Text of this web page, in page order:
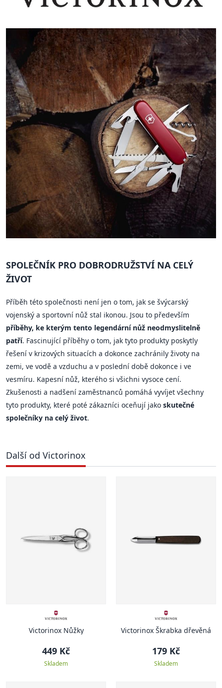
SPOLEČNÍK PRO DOBRODRUŽSTVÍ NA CELÝ
ŽIVOT
Příběh této společnosti není jen o tom, jak se švýcarský
vojenský a sportovní nůž stal ikonou. Jsou to především
příběhy, ke kterým tento legendární nůž neodmyslitelně
patří. Fascinující příběhy o tom, jak tyto produkty poskytly
řešení v krizových situacích a dokonce zachránily životy na
zemi, ve vodě a vzduchu a v poslední době dokonce i ve
vesmíru. Kapesní nůž, kterého si všichni vysoce cení.
Zkušenosti a nadšení zaměstnanců pomáhá vyvíjet všechny
tyto produkty, které poté zákazníci oceňují jako skutečné
společníky na celý život.
Další od Victorinox
Victorinox Nůžky
449 Kč
Skladem
Victorinox Škrabka dřevěná
179 Kč
Skladem